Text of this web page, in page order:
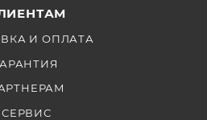
И ОПЛАТА
СЕРВИС